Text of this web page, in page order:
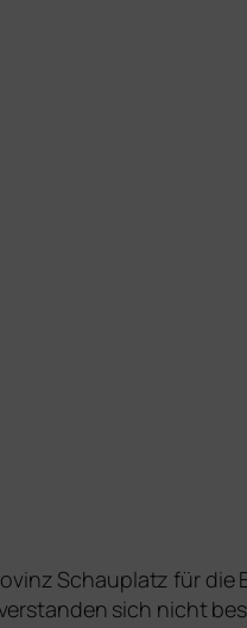
Schauplatz für die
sich nicht